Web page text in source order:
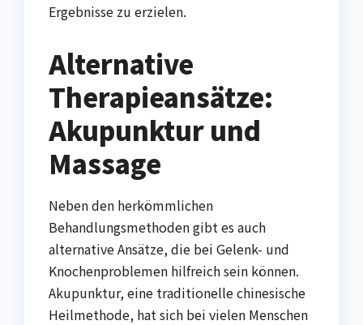
Ergebnisse zu erzielen.
Alternative
Therapieansätze:
Akupunktur und
Massage
Neben den herkömmlichen
Behandlungsmethoden gibt es auch
alternative Ansätze, die bei Gelenk- und
Knochenproblemen hilfreich sein können.
Akupunktur, eine traditionelle chinesische
Heilmethode, hat sich bei vielen Menschen